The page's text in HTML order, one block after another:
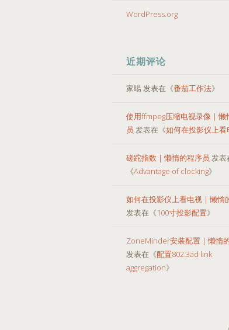
WordPress.org
近期评论
家暘发表在《番茄工作法》
使用ffmpeg压缩电视录像 | 懒
员 发表在《如何在投影仪上看
磋跎指数 | 懒惰的程序员 发表
《Advantage of clocking》
如何在投影仪上看电视 | 懒惰
发表在《100寸投影配置》
ZoneMinder安装配置 | 懒惰
发表在《配置802.3ad link
aggregation》